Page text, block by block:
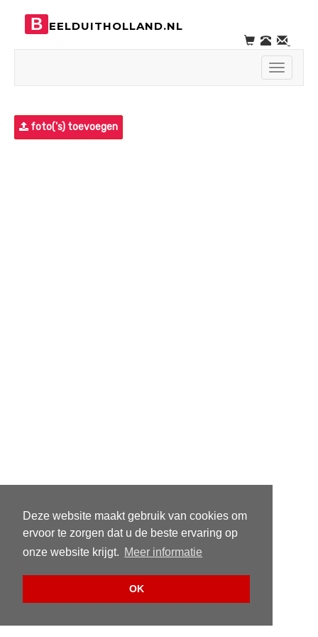
Deze website maakt gebruik van cookies om
ervoor te zorgen dat u de beste ervaring op
onze website krijgt. Meer informatie
OK
B EELDUITHOLLAND.NL
Toggle
foto('s) toevoegen